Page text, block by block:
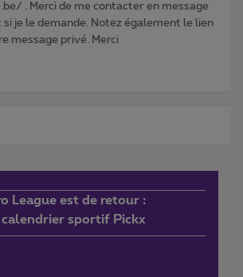
. Merci de me contacter en message
je le demande. Notez également le lien
message privé. Merci
League est de retour :
sportif Pickx